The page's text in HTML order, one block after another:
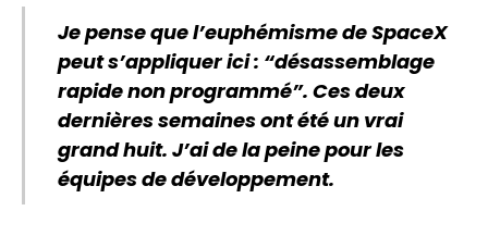
Je pense que l’euphémisme de SpaceX
peut s’appliquer ici : “désassemblage
rapide non programmé”. Ces deux
dernières semaines ont été un vrai
grand huit. J’ai de la peine pour les
équipes de développement.